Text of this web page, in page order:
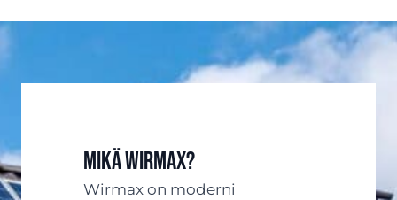
Mikä Wirmax?
Wirmax on moderni